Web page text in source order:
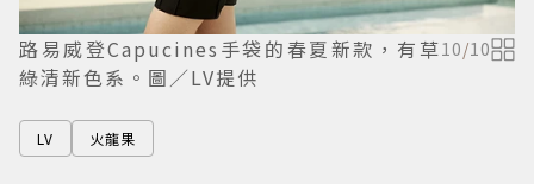
路易威登Capucines手袋的春夏新款，有草
綠清新色系。圖／LV提供
10/10
LV 火龍果